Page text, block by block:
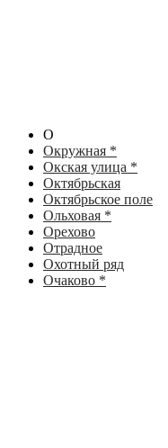
О
Окружная *
Окская улица *
Октябрьская
Октябрьское поле
Ольховая *
Орехово
Отрадное
Охотный ряд
Очаково *